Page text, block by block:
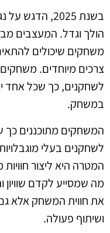
בשנת 2025,
הולך וגדל. המעצבים
משחקים שיכולים
צרכים מיוחדים.
לשחקנים, כך שכל אחד
במשחק.
המשחקים מתוכננים כך
לשחקנים בעלי
המטרה היא ליצור
מה שמסייע לקדם
את חווית המשחק אלא
ושיתוף פעולה.